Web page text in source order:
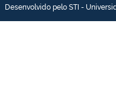
Desenvolvido pelo STI -